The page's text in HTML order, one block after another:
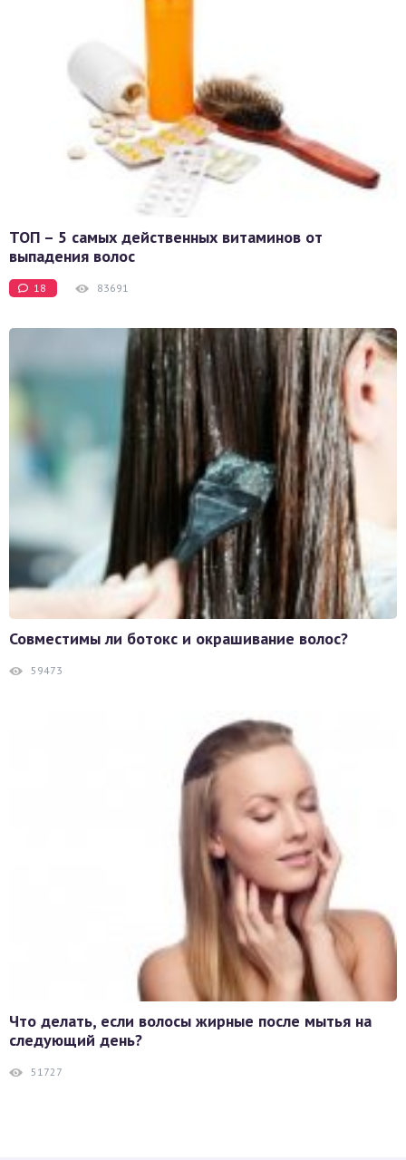
ТОП – 5 самых действенных витаминов от
выпадения волос
18 83691
Совместимы ли ботокс и окрашивание волос?
59473
Что делать, если волосы жирные после мытья на
следующий день?
51727